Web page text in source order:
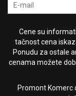
Cene su
tačnost cena
Ponudu za ostale
cenama možete
Promont Komerc